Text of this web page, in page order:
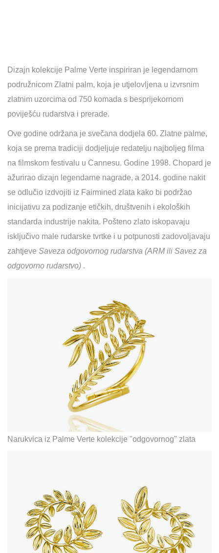
Dizajn kolekcije Palme Verte inspiriran je legendarnom
podružnicom Zlatni palm, koja je utjelovljena u izvrsnim
zlatnim uzorcima od 750 komada s besprijekornom
poviješću rudarstva i prerade.
Ove godine održana je svečana dodjela 60. Zlatne palme,
koja se prema tradiciji dodjeljuje redatelju najboljeg filma
na filmskom festivalu u Cannesu. Godine 1998. Chopard je
ažurirao dizajn legendarne nagrade, a 2014. godine nakit
se odlučio izdvojiti iz Fairmined zlata kako bi podržao
inicijativu za podizanje etičkih, društvenih i ekoloških
standarda industrije nakita. Pošteno zlato iskopavaju
isključivo male rudarske tvrtke i u potpunosti zadovoljavaju
zahtjeve Saveza odgovornog rudarstva (ARM ili Savez za
odgovorno rudarstvo) .
Narukvica iz Palme Verte kolekcije "odgovornog" zlata